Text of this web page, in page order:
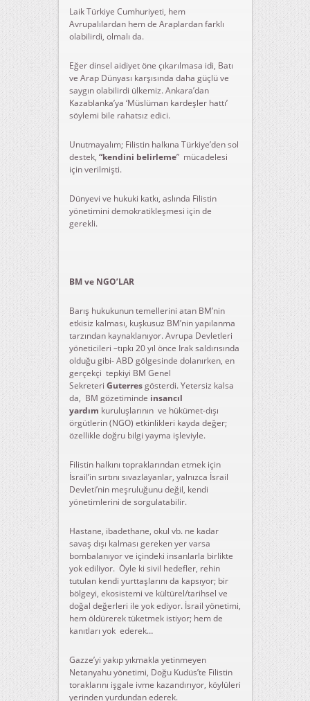
Laik Türkiye Cumhuriyeti, hem
Avrupalılardan hem de Araplardan farklı
olabilirdi, olmalı da.
Eğer dinsel aidiyet öne çıkarılmasa idi, Batı
ve Arap Dünyası karşısında daha güçlü ve
saygın olabilirdi ülkemiz. Ankara’dan
Kazablanka’ya ‘Müslüman kardeşler hattı’
söylemi bile rahatsız edici.
Unutmayalım; Filistin halkına Türkiye’den sol
destek, “kendini belirleme” mücadelesi
için verilmişti.
Dünyevi ve hukuki katkı, aslında Filistin
yönetimini demokratikleşmesi için de
gerekli.
BM ve NGO’LAR
Barış hukukunun temellerini atan BM’nin
etkisiz kalması, kuşkusuz BM’nin yapılanma
tarzından kaynaklanıyor. Avrupa Devletleri
yöneticileri –tıpkı 20 yıl önce Irak saldırısında
olduğu gibi- ABD gölgesinde dolanırken, en
gerçekçi tepkiyi BM Genel
Sekreteri Guterresgösterdi. Yetersiz kalsa
da, BM gözetiminde insancıl
yardım kuruluşlarının ve hükümet-dışı
örgütlerin (NGO) etkinlikleri kayda değer;
özellikle doğru bilgi yayma işleviyle.
Filistin halkını topraklarından etmek için
İsrail’in sırtını sıvazlayanlar, yalnızca İsrail
Devleti’nin meşruluğunu değil, kendi
yönetimlerini de sorgulatabilir.
Hastane, ibadethane, okul vb. ne kadar
savaş dışı kalması gereken yer varsa
bombalanıyor ve içindeki insanlarla birlikte
yok ediliyor. Öyle ki sivil hedefler, rehin
tutulan kendi yurttaşlarını da kapsıyor; bir
bölgeyi, ekosistemi ve kültürel/tarihsel ve
doğal değerleri ile yok ediyor. İsrail yönetimi,
hem öldürerek tüketmek istiyor; hem de
kanıtları yok ederek…
Gazze’yi yakıp yıkmakla yetinmeyen
Netanyahu yönetimi, Doğu Kudüs’te Filistin
toraklarını işgale ivme kazandırıyor, köylüleri
yerinden yurdundan ederek.